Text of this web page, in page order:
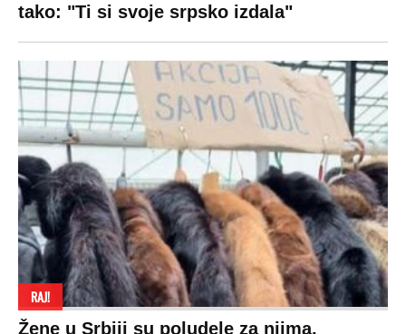
tako: "Ti si svoje srpsko izdala"
RAJ!
Žene u Srbiji su poludele za njima,